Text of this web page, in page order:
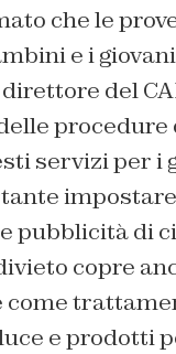
che le
e i
del
procedure
servizi per i
pubblicità di
copre
come
e prodotti